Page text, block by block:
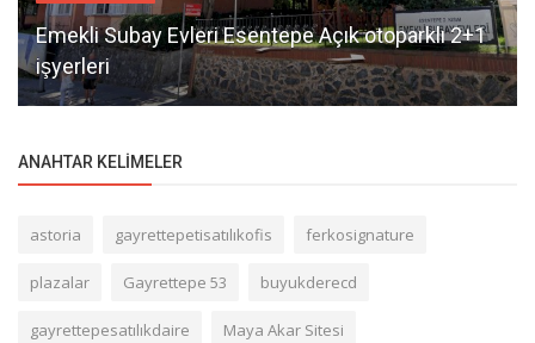
Emekli Subay Evleri Esentepe Açık otoparklı 2+1
işyerleri
ANAHTAR KELIMELER
astoria gayrettepetisatılıkofis ferkosignature
plazalar Gayrettepe 53 buyukderecd
gayrettepesatılıkdaire Maya Akar Sitesi